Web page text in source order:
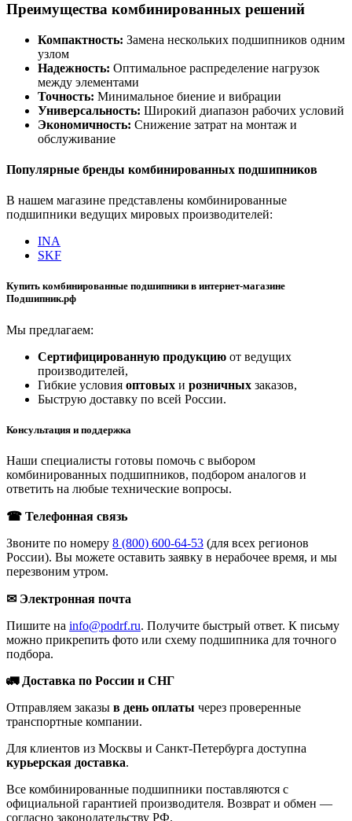
Преимущества комбинированных решений
Компактность: Замена нескольких подшипников одним
узлом
Надежность: Оптимальное распределение нагрузок
между элементами
Точность: Минимальное биение и вибрации
Универсальность: Широкий диапазон рабочих условий
Экономичность: Снижение затрат на монтаж и
обслуживание
Популярные бренды комбинированных подшипников
В нашем магазине представлены комбинированные
подшипники ведущих мировых производителей:
INA
SKF
Купить комбинированные подшипники в интернет-магазине
Подшипник.рф
Мы предлагаем:
Сертифицированную продукцию от ведущих
производителей,
Гибкие условия оптовых и розничных заказов,
Быструю доставку по всей России.
Консультация и поддержка
Наши специалисты готовы помочь с выбором
комбинированных подшипников, подбором аналогов и
ответить на любые технические вопросы.
☎ Телефонная связь
Звоните по номеру 8 (800) 600-64-53 (для всех регионов
России). Вы можете оставить заявку в нерабочее время, и мы
перезвоним утром.
✉ Электронная почта
Пишите на info@podrf.ru. Получите быстрый ответ. К письму
можно прикрепить фото или схему подшипника для точного
подбора.
🚛 Доставка по России и СНГ
Отправляем заказы в день оплаты через проверенные
транспортные компании.
Для клиентов из Москвы и Санкт-Петербурга доступна
курьерская доставка.
Все комбинированные подшипники поставляются с
официальной гарантией производителя. Возврат и обмен —
согласно законодательству РФ.